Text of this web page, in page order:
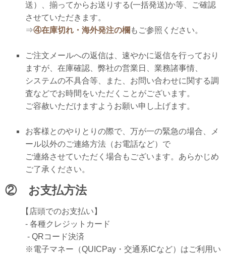
送）、揃ってからお送りする(一括発送)か等、
ご確認
させていただきます。
⇒④在庫切れ・海外発注の欄 もご参照ください。
ご注文メールへの返信は、速やかに返信を行っており
ますが、在庫確認、弊社の営業日、業務諸事情、
システムの不具合等、また、お問い合わせに関する調
査などでお時間をいただくことがございます。
ご容赦いただけますようお願い申し上げます。
お客様とのやりとりの際で、万が一の緊急の場合、メ
ール以外のご連絡方法（お電話など）で
ご連絡させていただく場合もございます。あらかじめ
ご了承ください。
② お支払方法
【店頭でのお支払い】
- 各種クレジットカード
- QRコード決済
※電子マネー（QUICPay・交通系ICなど）はご利用い